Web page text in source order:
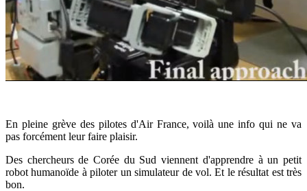
En pleine grève des pilotes d'Air France, voilà une info qui ne va
pas forcément leur faire plaisir.
Des chercheurs de Corée du Sud viennent d'apprendre à un petit
robot humanoïde à piloter un simulateur de vol. Et le résultat est très
bon.